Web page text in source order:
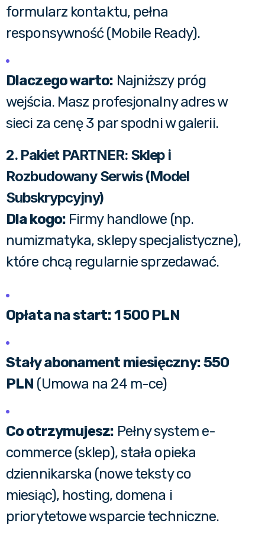
formularz kontaktu, pełna
responsywność (Mobile Ready).
Dlaczego warto: Najniższy próg
wejścia. Masz profesjonalny adres w
sieci za cenę 3 par spodni w galerii.
2. Pakiet PARTNER: Sklep i
Rozbudowany Serwis (Model
Subskrypcyjny)
Dla kogo:Firmy handlowe (np.
numizmatyka, sklepy specjalistyczne),
które chcą regularnie sprzedawać.
Opłata na start:1 500 PLN
Stały abonament miesięczny:550
PLN (Umowa na 24 m-ce)
Co otrzymujesz: Pełny system e-
commerce (sklep), stała opieka
dziennikarska (nowe teksty co
miesiąc), hosting, domena i
priorytetowe wsparcie techniczne.